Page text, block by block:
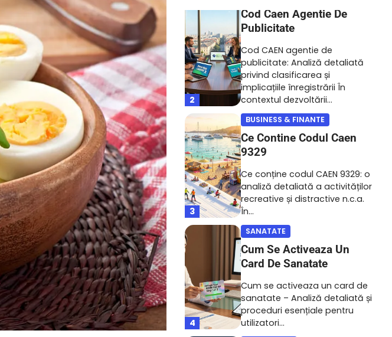
2
Cod Caen Agentie De
Publicitate
Cod CAEN agentie de
publicitate: Analiză detaliată
privind clasificarea și
implicațiile înregistrării În
contextul dezvoltării…
3
BUSINESS & FINANTE
Ce Contine Codul Caen
9329
Ce conține codul CAEN 9329: o
analiză detaliată a activităților
recreative și distractive n.c.a.
În…
4
SANATATE
Cum Se Activeaza Un
Card De Sanatate
Cum se activeaza un card de
sanatate – Analiză detaliată și
proceduri esențiale pentru
utilizatori…